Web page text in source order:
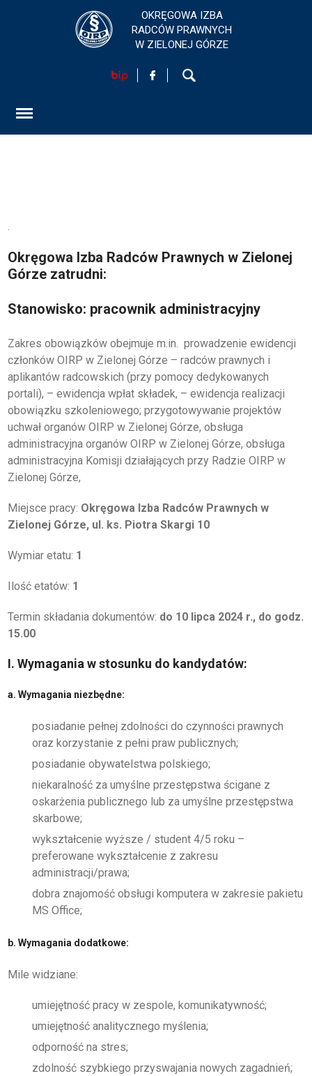
HOME
O IZBIE
DLA RADCÓW
DLA APLIKANTÓW
SZKOLENIA
KLUB SENIORA
LUBUSKIE CENTRUM
WSPÓŁPRACA Z UZ
DO POBRANIA
LISTA RADCOW
PRAWNYCH
OKRĘGOWA IZBA
RADCÓW PRAWNYCH
W ZIELONEJ GÓRZE
.
Okręgowa Izba Radców Prawnych w Zielonej
Górze zatrudni:
Stanowisko: pracownik administracyjny
Zakres obowiązków obejmuje m.in. prowadzenie ewidencji
członków OIRP w Zielonej Górze – radców prawnych i
aplikantów radcowskich (przy pomocy dedykowanych
portali), – ewidencja wpłat składek, – ewidencja realizacji
obowiązku szkoleniowego; przygotowywanie projektów
uchwał organów OIRP w Zielonej Górze, obsługa
administracyjna organów OIRP w Zielonej Górze, obsługa
administracyjna Komisji działających przy Radzie OIRP w
Zielonej Górze,
Miejsce pracy: Okręgowa Izba Radców Prawnych w
Zielonej Górze, ul. ks. Piotra Skargi 10
Wymiar etatu: 1
Ilość etatów: 1
Termin składania dokumentów: do 10 lipca 2024 r., do godz.
15.00
I. Wymagania w stosunku do kandydatów:
a. Wymagania niezbędne:
posiadanie pełnej zdolności do czynności prawnych
oraz korzystanie z pełni praw publicznych;
posiadanie obywatelstwa polskiego;
niekaralność za umyślne przestępstwa ścigane z
oskarżenia publicznego lub za umyślne przestępstwa
skarbowe;
wykształcenie wyższe / student 4/5 roku –
preferowane wykształcenie z zakresu
administracji/prawa;
dobra znajomość obsługi komputera w zakresie pakietu
MS Office;
b. Wymagania dodatkowe:
Mile widziane:
umiejętność pracy w zespole, komunikatywność;
umiejętność analitycznego myślenia;
odporność na stres;
zdolność szybkiego przyswajania nowych zagadnień;